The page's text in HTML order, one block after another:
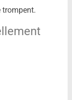
trompent.